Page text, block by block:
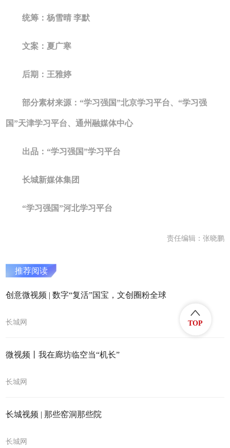
统筹：杨雪晴 李默
文案：夏广寒
后期：王雅婷
部分素材来源：“学习强国”北京学习平台、“学习强
国”天津学习平台、通州融媒体中心
出品：“学习强国”学习平台
长城新媒体集团
“学习强国”河北学习平台
责任编辑：张晓鹏
推荐阅读
创意微视频 | 数字“复活”国宝，文创圈粉全球
长城网
微视频丨我在廊坊临空当“机长”
长城网
长城视频 | 那些窑洞那些院
长城网
TOP